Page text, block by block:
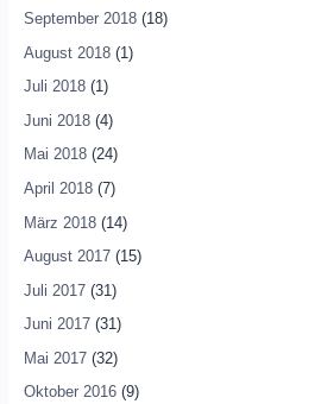
September 2018(18)
August 2018(1)
Juli 2018(1)
Juni 2018(4)
Mai 2018(24)
April 2018(7)
März 2018(14)
August 2017(15)
Juli 2017(31)
Juni 2017(31)
Mai 2017(32)
Oktober 2016(9)